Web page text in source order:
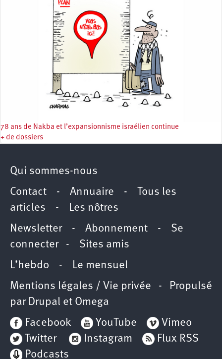
78 ans de Nakba et l’expansionnisme israélien continue
+ de dossiers
Qui sommes-nous
Contact - Annuaire -
Tous les
articles - Les nôtres
Newsletter- Abonnement - Se
connecter- Sites amis
L’hebdo - Le mensuel
Mentions légales / Vie privée - Propulsé
par Drupal et Omega
Facebook
YouTube
Vimeo
Twitter
Instagram
Flux RSS
Podcasts